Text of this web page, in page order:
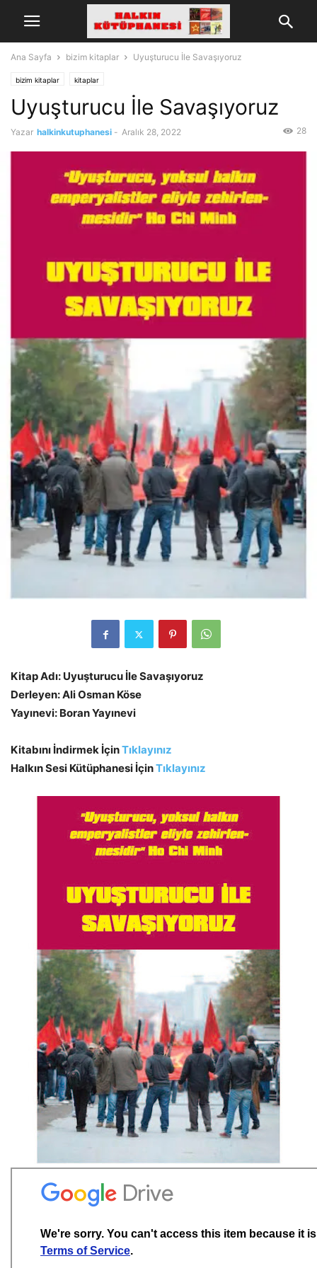
Ana Sayfa bizim kitaplar Uyuşturucu İle Savaşıyoruz
bizim kitaplar kitaplar
Uyuşturucu İle Savaşıyoruz
Yazar halkinkutuphanesi - Aralık 28, 2022 28
Kitap Adı: Uyuşturucu İle Savaşıyoruz
Derleyen: Ali Osman Köse
Yayınevi: Boran Yayınevi
Kitabını İndirmek İçinTıklayınız
Halkın Sesi Kütüphanesi İçinTıklayınız